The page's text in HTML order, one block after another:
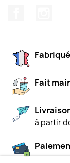
Fait
à partir